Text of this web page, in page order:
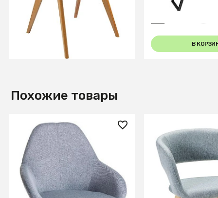
В КОРЗИНУ В
Похожие товары
14 170 ₽
Стул Kent Сер/Черн
+8
14 200 ₽
Стул Hugs
+3